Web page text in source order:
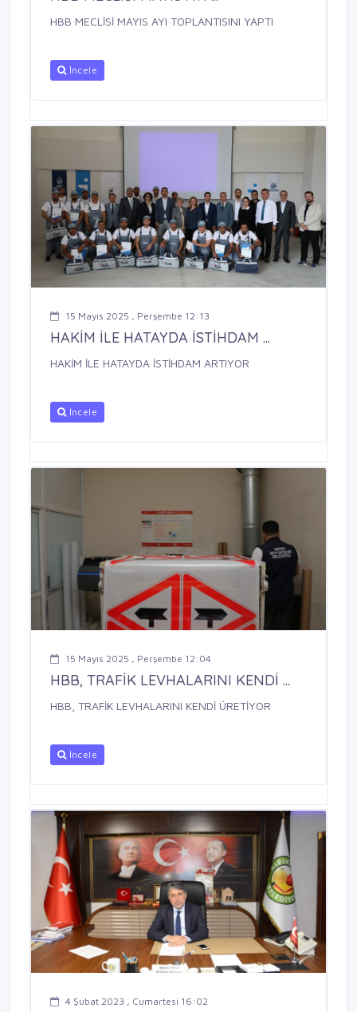
HBB MECLİSİ MAYIS AYI TOPLANTISINI YAPTI
İncele
15 Mayıs 2025 , Perşembe 12:13
HAKİM İLE HATAYDA İSTİHDAM ...
HAKİM İLE HATAYDA İSTİHDAM ARTIYOR
İncele
15 Mayıs 2025 , Perşembe 12:04
HBB, TRAFİK LEVHALARINI KENDİ ...
HBB, TRAFİK LEVHALARINI KENDİ ÜRETİYOR
İncele
4 Şubat 2023 , Cumartesi 16:02